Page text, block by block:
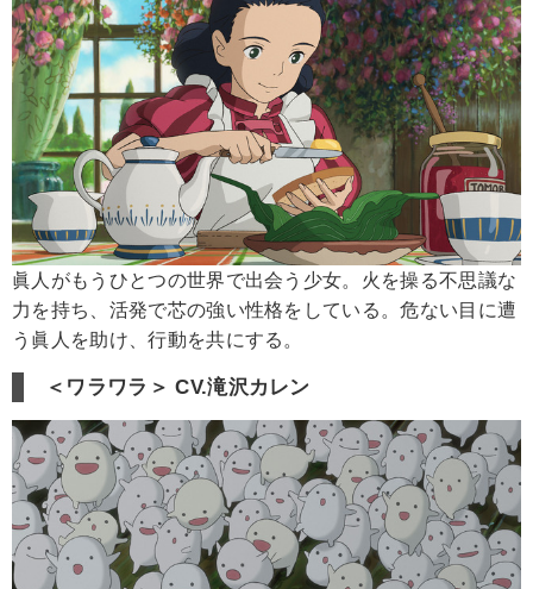
眞人がもうひとつの世界で出会う少女。火を操る不思議な
力を持ち、活発で芯の強い性格をしている。危ない目に遭
う眞人を助け、行動を共にする。
＜ワラワラ＞ CV.滝沢カレン